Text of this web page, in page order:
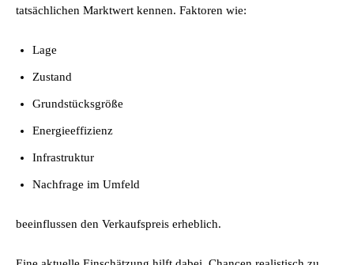
tatsächlichen Marktwert kennen. Faktoren wie:
Lage
Zustand
Grundstücksgröße
Energieeffizienz
Infrastruktur
Nachfrage im Umfeld
beeinflussen den Verkaufspreis erheblich.